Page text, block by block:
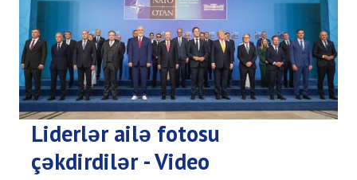
Liderlər ailə fotosu
çəkdirdilər - Video